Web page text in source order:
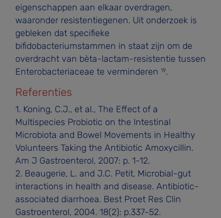
eigenschappen aan elkaar overdragen,
waaronder resistentiegenen. Uit onderzoek is
gebleken dat specifieke
bifidobacteriumstammen in staat zijn om de
overdracht van bèta-lactam-resistentie tussen
Enterobacteriaceae te verminderen 19.
Referenties
1. Koning, C.J., et al., The Effect of a
Multispecies Probiotic on the lntestinal
Microbiota and Bowel Movements in Healthy
Volunteers Taking the Antibiotic Amoxycillin.
Am J Gastroenterol, 2007: p. 1-12.
2. Beaugerie, L. and J.C. Petit, Microbial-gut
interactions in health and disease. Antibiotic-
associated diarrhoea. Best Proet Res Clin
Gastroenterol, 2004. 18(2): p.337-52.